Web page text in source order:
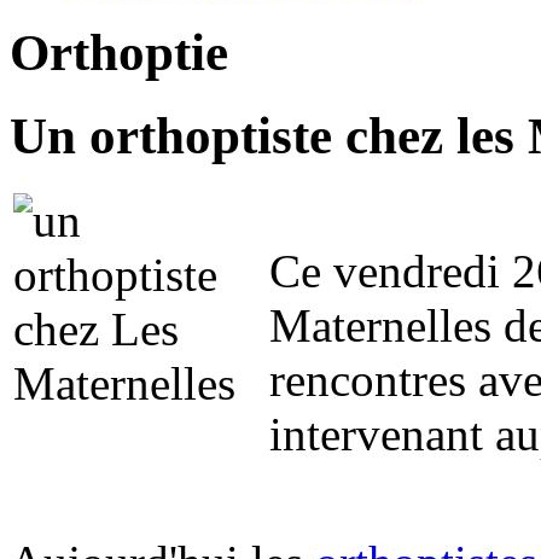
Orthoptie
Un orthoptiste chez les
Ce vendredi
Maternelles
rencontres
intervenant